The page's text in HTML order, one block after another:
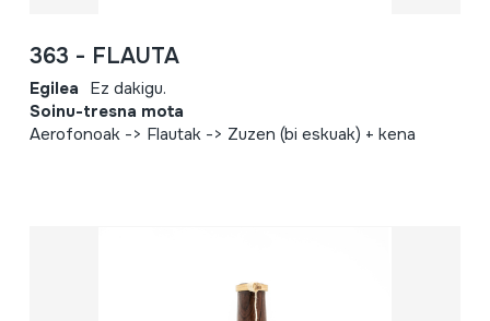
363 - FLAUTA
Egilea Ez dakigu.
Soinu-tresna mota
Aerofonoak -> Flautak -> Zuzen (bi eskuak) + kena